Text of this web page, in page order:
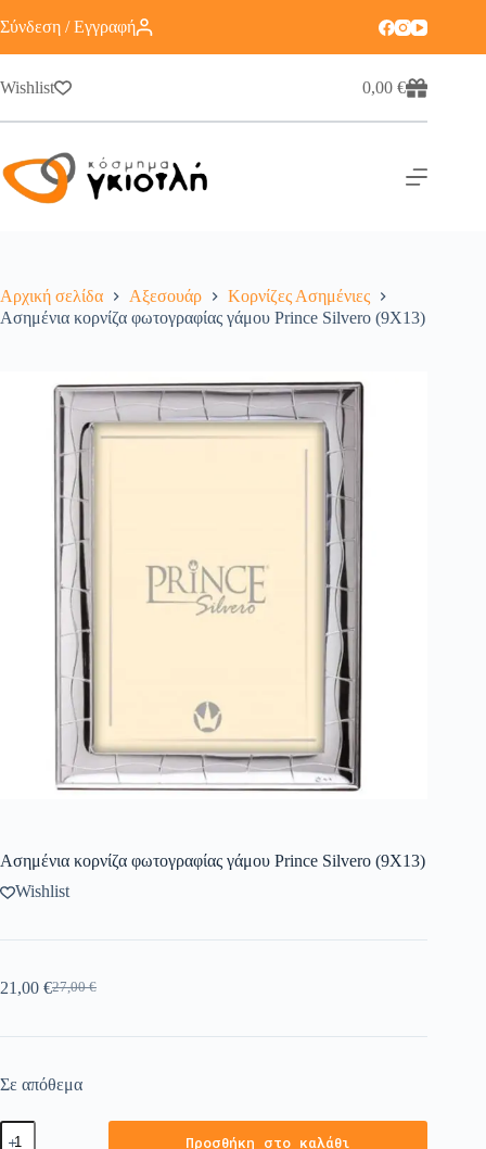
Σύνδεση / Εγγραφή
Wishlist 0,00€
Αρχική σελίδα Αξεσουάρ
Κορνίζες Ασημένιες
Ασημένια κορνίζα φωτογραφίας γάμου Prince Silvero (9X13)
Ασημένια κορνίζα φωτογραφίας γάμου Prince Silvero (9X13)
Wishlist
27,00€
21,00 €
Σε απόθεμα
Προσθήκη στο καλάθι